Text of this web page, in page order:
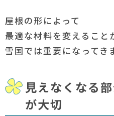
屋根の形によって
最適な材料を変えること
雪国では重要になってき
見えなくなる
が大切